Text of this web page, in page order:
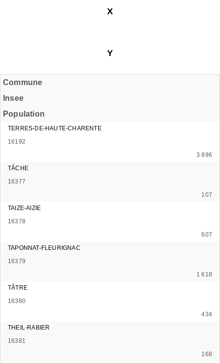
X
Y
Commune
Insee
Population
TERRES-DE-HAUTE-CHARENTE
16192
3 896
TÂCHE
16377
107
TAIZE-AIZIE
16378
607
TAPONNAT-FLEURIGNAC
16379
1 618
TÂTRE
16380
434
THEIL-RABIER
16381
168